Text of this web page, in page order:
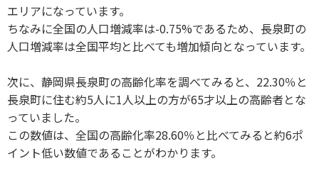
エリアになっています。
ちなみに全国の人口増減率は-0.75%であるため、長泉町の
人口増減率は全国平均と比べても増加傾向となっています。
次に、静岡県長泉町の高齢化率を調べてみると、22.30％と
長泉町に住む約5人に1人以上の方が65才以上の高齢者とな
っていました。
この数値は、全国の高齢化率28.60％と比べてみると約6ポ
イント低い数値であることがわかります。